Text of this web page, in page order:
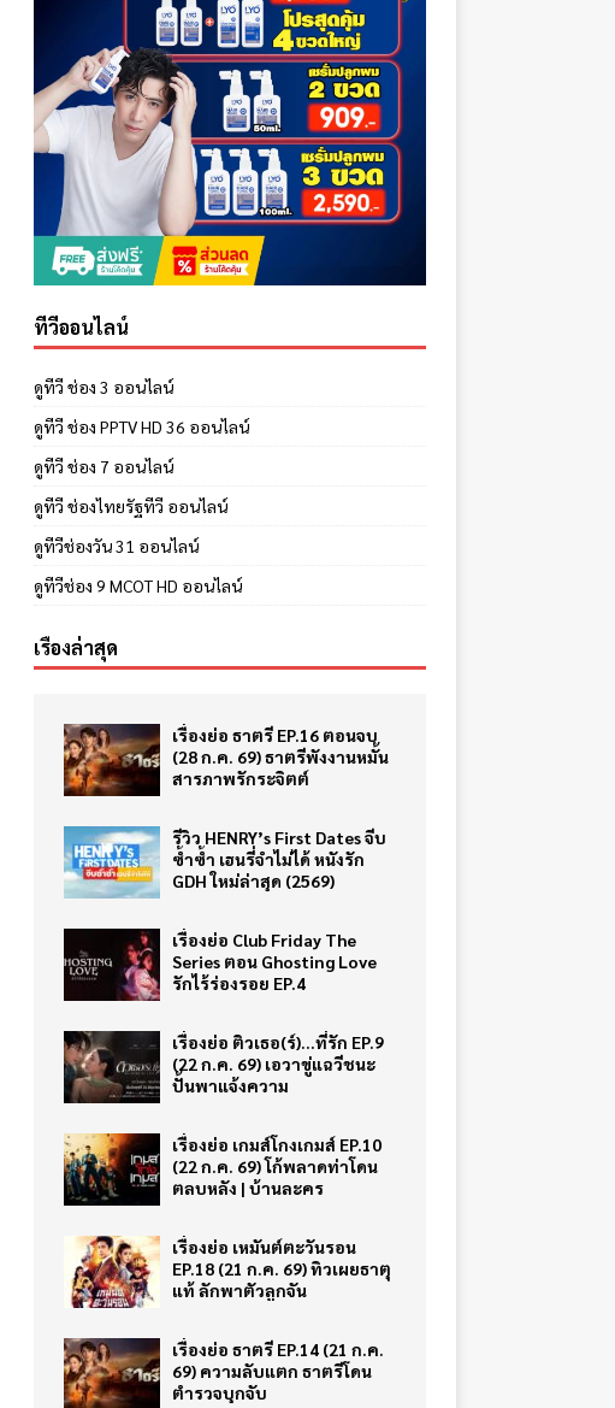
ทีวีออนไลน์
ดูทีวี ช่อง 3 ออนไลน์
ดูทีวี ช่อง PPTV HD 36 ออนไลน์
ดูทีวี ช่อง 7 ออนไลน์
ดูทีวี ช่องไทยรัฐทีวี ออนไลน์
ดูทีวีช่องวัน 31 ออนไลน์
ดูทีวีช่อง 9 MCOT HD ออนไลน์
เรื่องล่าสุด
เรื่องย่อ ธาตรี EP.16 ตอนจบ
(28 ก.ค. 69) ธาตรีพังงานหมั้น
สารภาพรักระจิตต์
รีวิว HENRY’s First Dates จีบ
ซ้ำซ้ำ เฮนรี่จำไม่ได้ หนังรัก
GDH ใหม่ล่าสุด (2569)
เรื่องย่อ Club Friday The
Series ตอน Ghosting Love
รักไร้ร่องรอย EP.4
เรื่องย่อ ติวเธอ(ร์)…ที่รัก EP.9
(22 ก.ค. 69) เอวาขู่แฉวีชนะ
ปั้นพาแจ้งความ
เรื่องย่อ เกมส์โกงเกมส์ EP.10
(22 ก.ค. 69) โก้พลาดท่าโดน
ตลบหลัง | บ้านละคร
เรื่องย่อ เหมันต์ตะวันรอน
EP.18 (21 ก.ค. 69) ทิวเผยธาตุ
แท้ ลักพาตัวลูกจัน
เรื่องย่อ ธาตรี EP.14 (21 ก.ค.
69) ความลับแตก ธาตรีโดน
ตำรวจบุกจับ